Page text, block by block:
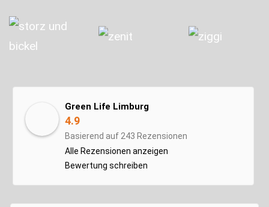
Green Life Limburg
4.9
Basierend auf 243 Rezensionen
Alle Rezensionen anzeigen
Bewertung schreiben